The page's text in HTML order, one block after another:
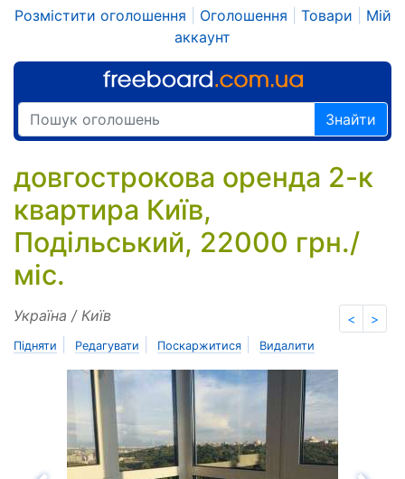
Розмістити оголошення Оголошення Товари
Мій
аккаунт
Знайти
довгострокова оренда 2-к
квартира Київ,
Подільський, 22000 грн./
міс.
< >
Україна / Київ
Підняти Редагувати Поскаржитися Видалити